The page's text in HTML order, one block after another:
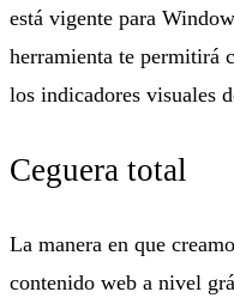
está vigente para
herramienta te permitirá
los indicadores visuales
Ceguera total
La manera en que
contenido web a nivel